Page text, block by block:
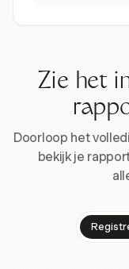
Zie het
Doorloop het
bekijk je